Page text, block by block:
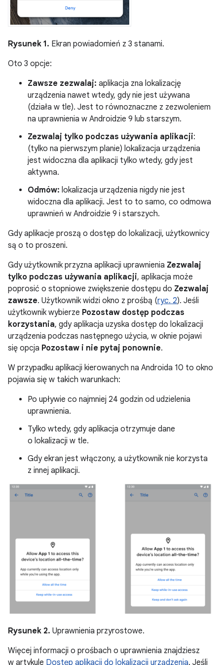
Rysunek 1. Ekran powiadomień z 3 stanami.
Oto 3 opcje:
Zawsze zezwalaj: aplikacja zna lokalizację
urządzenia nawet wtedy, gdy nie jest używana
(działa w tle). Jest to równoznaczne z zezwoleniem
na uprawnienia w Androidzie 9 lub starszym.
Zezwalaj tylko podczas używania aplikacji:
(tylko na pierwszym planie) lokalizacja urządzenia
jest widoczna dla aplikacji tylko wtedy, gdy jest
aktywna.
Odmów: lokalizacja urządzenia nigdy nie jest
widoczna dla aplikacji. Jest to to samo, co odmowa
uprawnień w Androidzie 9 i starszych.
Gdy aplikacje proszą o dostęp do lokalizacji, użytkownicy
są o to proszeni.
Gdy użytkownik przyzna aplikacji uprawnienia Zezwalaj
tylko podczas używania aplikacji, aplikacja może
poprosić o stopniowe zwiększenie dostępu do Zezwalaj
zawsze. Użytkownik widzi okno z prośbą (ryc. 2). Jeśli
użytkownik wybierze Pozostaw dostęp podczas
korzystania, gdy aplikacja uzyska dostęp do lokalizacji
urządzenia podczas następnego użycia, w oknie pojawi
się opcja Pozostaw i nie pytaj ponownie.
W przypadku aplikacji kierowanych na Androida 10 to okno
pojawia się w takich warunkach:
Po upływie co najmniej 24 godzin od udzielenia
uprawnienia.
Tylko wtedy, gdy aplikacja otrzymuje dane
o lokalizacji w tle.
Gdy ekran jest włączony, a użytkownik nie korzysta
z innej aplikacji.
Rysunek 2. Uprawnienia przyrostowe.
Więcej informacji o prośbach o uprawnienia znajdziesz
w artykule Dostęp aplikacji do lokalizacji urządzenia. Jeśli